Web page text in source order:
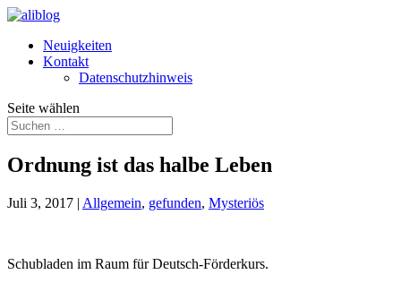
Neuigkeiten
Kontakt
Datenschutzhinweis
Seite wählen
Ordnung ist das halbe Leben
Juli 3, 2017 | Allgemein, gefunden, Mysteriös
Schubladen im Raum für Deutsch-Förderkurs.